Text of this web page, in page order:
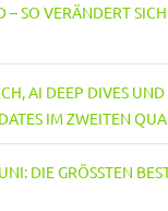
– SO VERÄNDERT
AI DEEP DIVES
IM ZWEITEN
DIE GRÖSSTEN